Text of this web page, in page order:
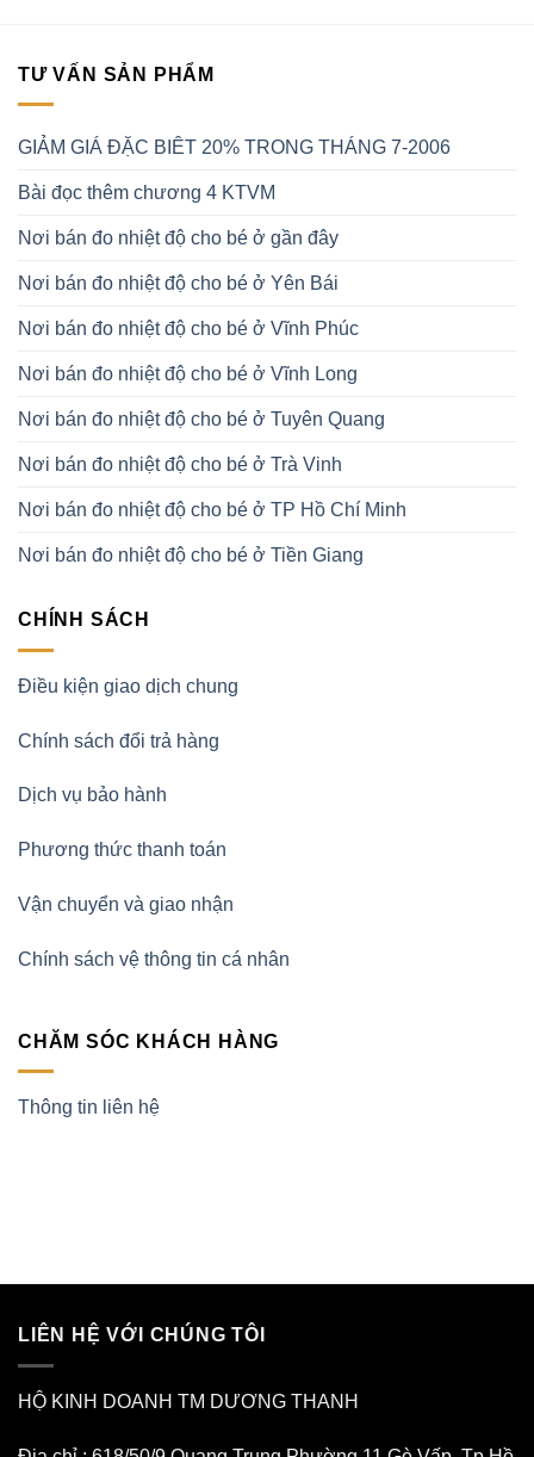
TƯ VẤN SẢN PHẨM
GIẢM GIÁ ĐẶC BIÊT 20% TRONG THÁNG 7-2006
Bài đọc thêm chương 4 KTVM
Nơi bán đo nhiệt độ cho bé ở gần đây
Nơi bán đo nhiệt độ cho bé ở Yên Bái
Nơi bán đo nhiệt độ cho bé ở Vĩnh Phúc
Nơi bán đo nhiệt độ cho bé ở Vĩnh Long
Nơi bán đo nhiệt độ cho bé ở Tuyên Quang
Nơi bán đo nhiệt độ cho bé ở Trà Vinh
Nơi bán đo nhiệt độ cho bé ở TP Hồ Chí Minh
Nơi bán đo nhiệt độ cho bé ở Tiền Giang
CHÍNH SÁCH
Điều kiện giao dịch chung
Chính sách đổi trả hàng
Dịch vụ bảo hành
Phương thức thanh toán
Vận chuyển và giao nhận
Chính sách vệ thông tin cá nhân
CHĂM SÓC KHÁCH HÀNG
Thông tin liên hệ
LIÊN HỆ VỚI CHÚNG TÔI
HỘ KINH DOANH TM DƯƠNG THANH